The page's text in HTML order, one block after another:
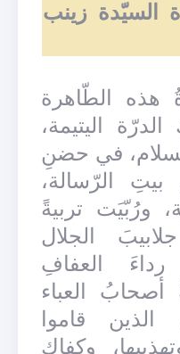
السيّدة زينب
هذه الطّاهرة
الدرّة اليتيمة،
في حضنِ
الرّسالة،
ورُبّيَت تربيةً
الجلال
رداءَ العفافِ
العباء
قاموا
وكفاك